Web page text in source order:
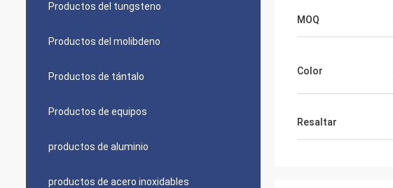
Productos del tungsteno
Productos del molibdeno
Productos de tántalo
Productos de equipos
productos de aluminio
productos de acero inoxidables
MOQ
Color
Resaltar